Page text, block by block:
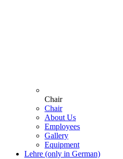
Chair
Chair
About Us
Employees
Gallery
Equipment
Lehre (only in German)